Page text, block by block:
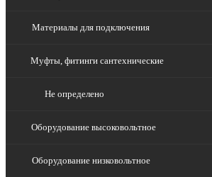
Материалы для подключения
Муфты, фитинги сантехнические
Не определено
Оборудование высоковольтное
Оборудование низковольтное